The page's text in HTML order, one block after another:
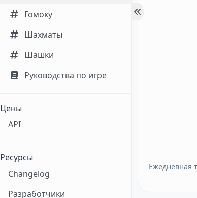
Гомоку
Шахматы
Шашки
Руководства по игре
Цены
API
Ресурсы
Changelog
Разработчики
Ежедневная